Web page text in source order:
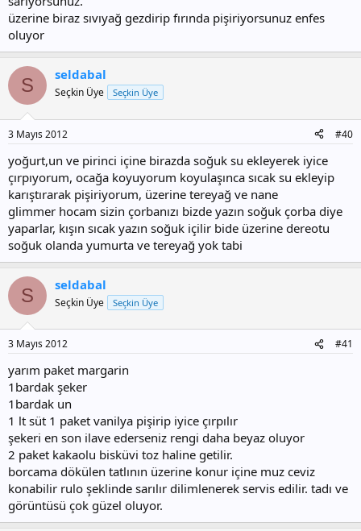
üzerine biraz sıvıyağ gezdirip fırında pişiriyorsunuz enfes
oluyor
S seldabal
Seçkin Üye Seçkin Üye
3 Mayıs 2012 #40
yoğurt,un ve pirinci içine birazda soğuk su ekleyerek iyice
çırpıyorum, ocağa koyuyorum koyulaşınca sıcak su ekleyip
karıştırarak pişiriyorum, üzerine tereyağ ve nane
glimmer hocam sizin çorbanızı bizde yazın soğuk çorba diye
yaparlar, kışın sıcak yazın soğuk içilir bide üzerine dereotu
soğuk olanda yumurta ve tereyağ yok tabi
S seldabal
Seçkin Üye Seçkin Üye
3 Mayıs 2012 #41
yarım paket margarin
1bardak şeker
1bardak un
1 lt süt 1 paket vanilya pişirip iyice çırpılır
şekeri en son ilave ederseniz rengi daha beyaz oluyor
2 paket kakaolu bisküvi toz haline getilir.
borcama dökülen tatlının üzerine konur içine muz ceviz
konabilir rulo şeklinde sarılır dilimlenerek servis edilir. tadı ve
görüntüsü çok güzel oluyor.